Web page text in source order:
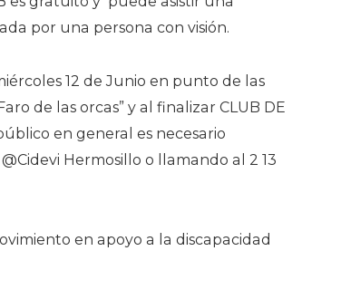
por una persona con visión.
12 de Junio en punto de las
de las orcas” y al finalizar CLUB DE
en general es necesario
Hermosillo o llamando al 2 13
en apoyo a la discapacidad